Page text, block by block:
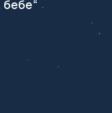
бебе“